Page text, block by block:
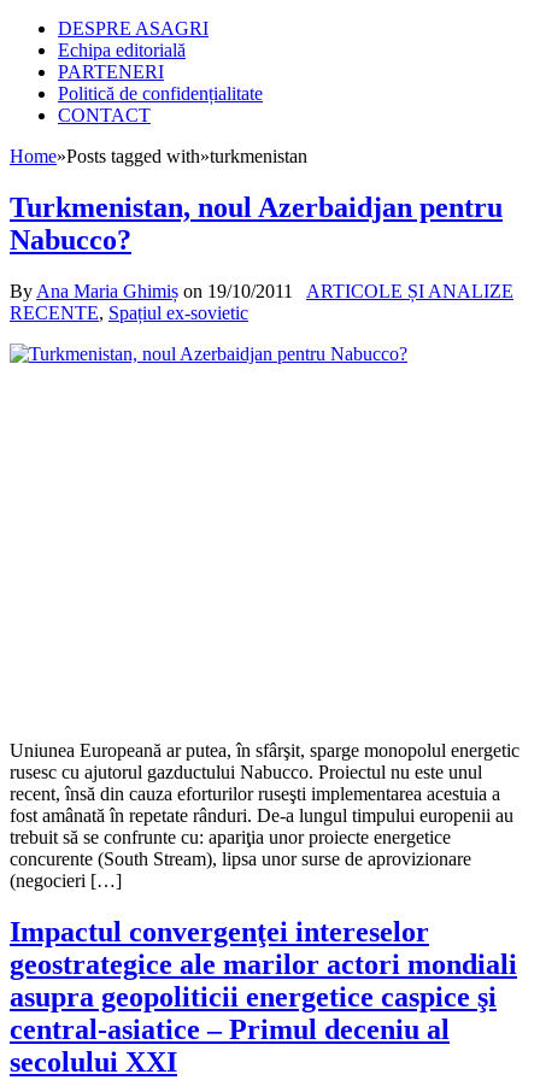
DESPRE ASAGRI
Echipa editorială
PARTENERI
Politică de confidențialitate
CONTACT
Home»Posts tagged with»turkmenistan
Turkmenistan, noul Azerbaidjan pentru
Nabucco?
By Ana Maria Ghimiș on 19/10/2011
ARTICOLE ȘI ANALIZE
RECENTE, Spațiul ex-sovietic
Uniunea Europeană ar putea, în sfârşit, sparge monopolul energetic
rusesc cu ajutorul gazductului Nabucco. Proiectul nu este unul
recent, însă din cauza eforturilor ruseşti implementarea acestuia a
fost amânată în repetate rânduri. De-a lungul timpului europenii au
trebuit să se confrunte cu: apariţia unor proiecte energetice
concurente (South Stream), lipsa unor surse de aprovizionare
(negocieri […]
Impactul convergenţei intereselor
geostrategice ale marilor actori mondiali
asupra geopoliticii energetice caspice şi
central-asiatice – Primul deceniu al
secolului XXI